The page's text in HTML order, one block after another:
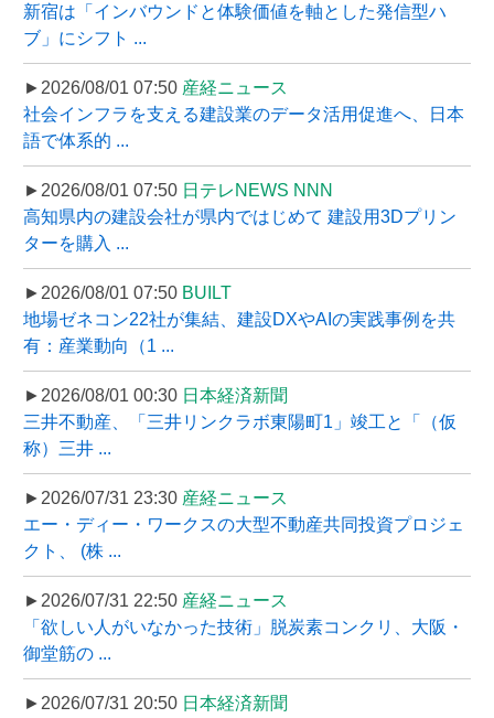
新宿は「インバウンドと体験価値を軸とした発信型ハ
ブ」にシフト ...
►2026/08/01 07:50 産経ニュース
社会インフラを支える建設業のデータ活用促進へ、日本
語で体系的 ...
►2026/08/01 07:50 日テレNEWS NNN
高知県内の建設会社が県内ではじめて 建設用3Dプリン
ターを購入 ...
►2026/08/01 07:50 BUILT
地場ゼネコン22社が集結、建設DXやAIの実践事例を共
有：産業動向（1 ...
►2026/08/01 00:30 日本経済新聞
三井不動産、「三井リンクラボ東陽町1」竣工と「（仮
称）三井 ...
►2026/07/31 23:30 産経ニュース
エー・ディー・ワークスの大型不動産共同投資プロジェ
クト、 (株 ...
►2026/07/31 22:50 産経ニュース
「欲しい人がいなかった技術」脱炭素コンクリ、大阪・
御堂筋の ...
►2026/07/31 20:50 日本経済新聞